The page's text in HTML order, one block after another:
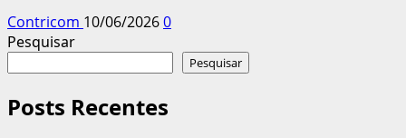
Contricom 10/06/20260
Pesquisar
Pesquisar
Posts Recentes